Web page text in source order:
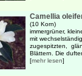
Camellia
(10 Korn)
immergrüner,
mit
zugespitzten,
Blättern. Die
[mehr lesen]